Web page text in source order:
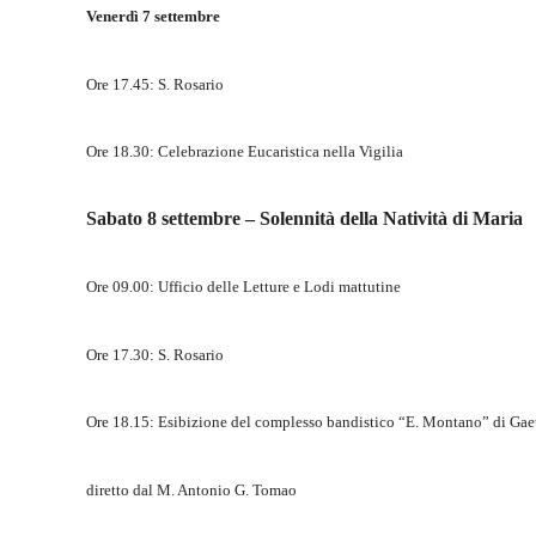
Venerdì 7 settembre
Ore 17.45: S. Rosario
Ore 18.30: Celebrazione Eucaristica nella Vigilia
Sabato 8 settembre – Solennità della Natività di Maria
Ore 09.00: Ufficio delle Letture e Lodi mattutine
Ore 17.30: S. Rosario
Ore 18.15: Esibizione del complesso bandistico “E. Montano” di
diretto dal M. Antonio G. Tomao